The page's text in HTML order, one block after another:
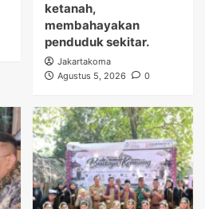
ketanah,
membahayakan
penduduk sekitar.
Jakartakoma
Agustus 5, 2026
0